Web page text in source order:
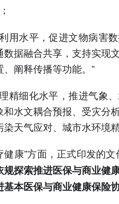
；
用水平，促进文物病害
据融合共享，支持实现
阐释传播等功能。”
精细化水平，推进气象
水文耦合预报、受灾分
天气应对、城市水环境
健康”方面，正式印发的
探索推进医保与商业健
本医保与商业健康保险